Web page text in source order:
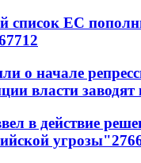
список ЕС
712
о начале
власти заводят
в действие
угрозы"276